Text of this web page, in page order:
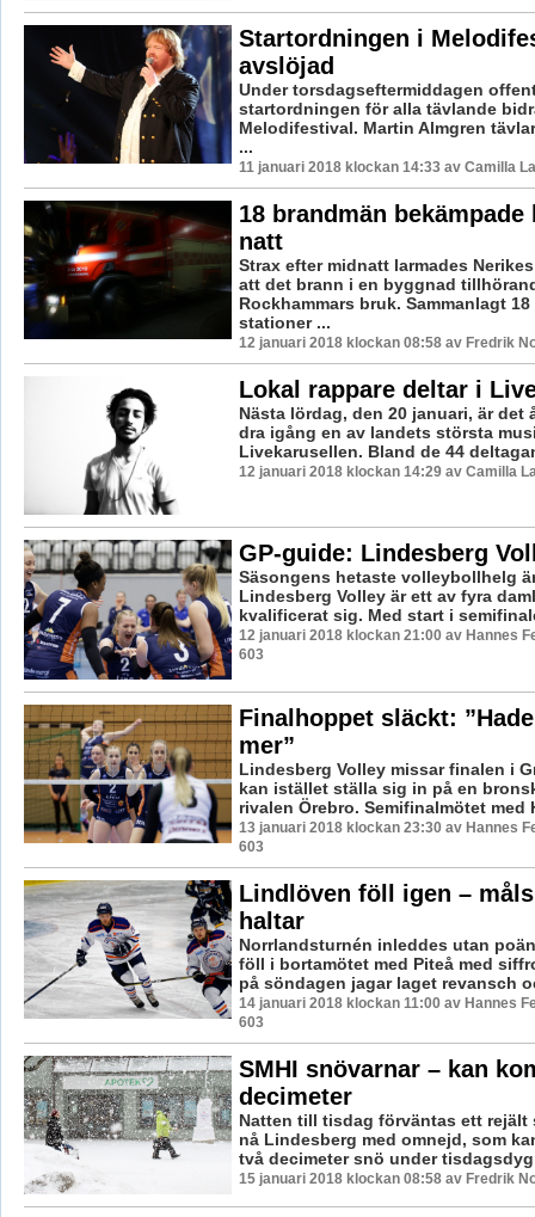
Startordningen i
avslöjad
Under torsdagseftermiddagen
startordningen för alla tävlande
Melodifestival. Martin Almgren
...
11 januari 2018 klockan 14:33 av Camilla
18 brandmän bekämpade
natt
Strax efter midnatt larmades
att det brann i en byggnad
Rockhammars bruk. Sammanlagt
stationer ...
12 januari 2018 klockan 08:58 av Fredrik
Lokal rappare deltar i
Nästa lördag, den 20 januari, är det
dra igång en av landets största
Livekarusellen. Bland de 44
12 januari 2018 klockan 14:29 av Camilla
GP-guide: Lindesberg
Säsongens hetaste volleybollhelg
Lindesberg Volley är ett av fyra
kvalificerat sig. Med start i
12 januari 2018 klockan 21:00 av Hannes
603
Finalhoppet släckt:
mer”
Lindesberg Volley missar finalen i
kan istället ställa sig in på en
rivalen Örebro. Semifinalmötet med
13 januari 2018 klockan 23:30 av Hannes
603
Lindlöven föll igen –
haltar
Norrlandsturnén inleddes utan
föll i bortamötet med Piteå med
på söndagen jagar laget revansch
14 januari 2018 klockan 11:00 av Hannes
603
SMHI snövarnar – kan
decimeter
Natten till tisdag förväntas ett rejält
nå Lindesberg med omnejd, som
två decimeter snö under
15 januari 2018 klockan 08:58 av Fredrik